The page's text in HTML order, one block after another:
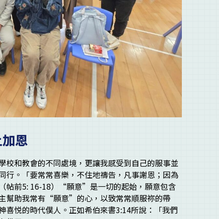
恩
校和教會的不同處境，更讓我感受到自己的服事並
行。「要常常喜樂，不住地禱告，凡事謝恩；因為
帖前5: 16-18）“願意”是一切的起始，願意包含
幫助我常有“願意”的心，以致常常順服祢的帶
喜悦的時代僕人。正如希伯來書3:14所說：「我們